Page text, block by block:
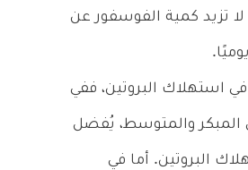
تزيد كمية الفوسفور عن
في استهلاك البروتين، ففي
المبكر والمتوسط، يُفضل
البروتين. أما في